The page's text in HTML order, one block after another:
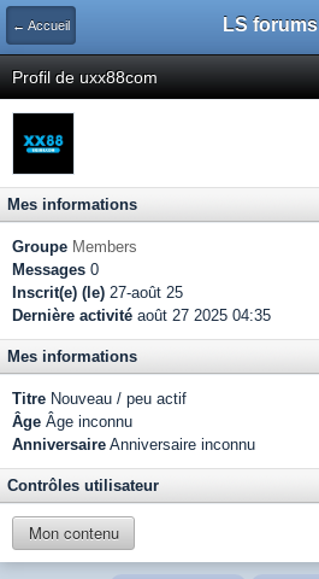
← Accueil LS forums
Profil de uxx88com
Mes informations
Groupe Members
Messages 0
Inscrit(e) (le) 27-août 25
Dernière activité août 27 2025 04:35
Mes informations
Titre Nouveau / peu actif
Âge Âge inconnu
Anniversaire Anniversaire inconnu
Contrôles utilisateur
Mon contenu